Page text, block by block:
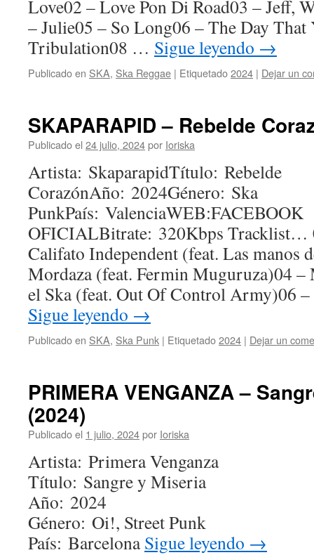
Love02 – Love Pon Di Road03 – Jeff,
– Julie05 – So Long06 – The Day That
Tribulation08 … Sigue leyendo →
Publicado en SKA, Ska Reggae | Etiquetado2024 | Dejar un
SKAPARAPID – Rebelde
Publicado el 24 julio, 2024por Ioriska
Artista: SkaparapidTítulo: Rebelde
CorazónAño: 2024Género: Ska
PunkPaís: ValenciaWEB:FACEBOOK
OFICIALBitrate: 320Kbps Tracklist…
Califato Independent (feat. Las manos
Mordaza (feat. Fermin Muguruza)04
el Ska (feat. Out Of Control Army)06
Sigue leyendo →
Publicado en SKA, Ska Punk | Etiquetado2024 | Dejar un
PRIMERA VENGANZA –
(2024)
Publicado el 1 julio, 2024por Ioriska
Artista: Primera Venganza
Título: Sangre y Miseria
Año: 2024
Género: Oi!, Street Punk
País: BarcelonaSigue leyendo →